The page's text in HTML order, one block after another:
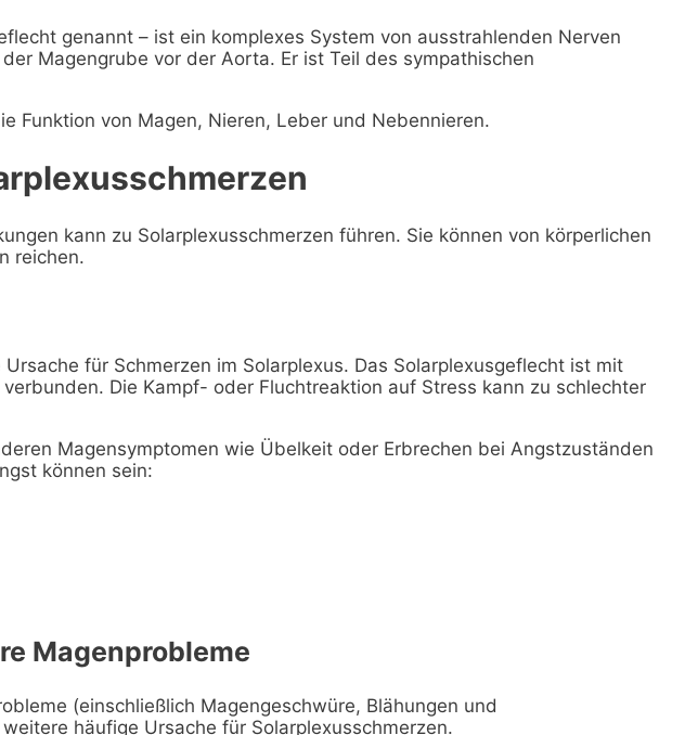
genannt – ist ein komplexes System von ausstrahlenden Nerven
Magengrube vor der Aorta. Er ist Teil des sympathischen
Funktion von Magen, Nieren, Leber und Nebennieren.
kann zu Solarplexusschmerzen führen. Sie können von körperlichen
reichen.
für Schmerzen im Solarplexus. Das Solarplexusgeflecht ist mit
Die Kampf- oder Fluchtreaktion auf Stress kann zu schlechter
Magensymptomen wie Übelkeit oder Erbrechen bei Angstzuständen
können sein:
Magenprobleme
(einschließlich Magengeschwüre, Blähungen und
häufige Ursache für Solarplexusschmerzen.